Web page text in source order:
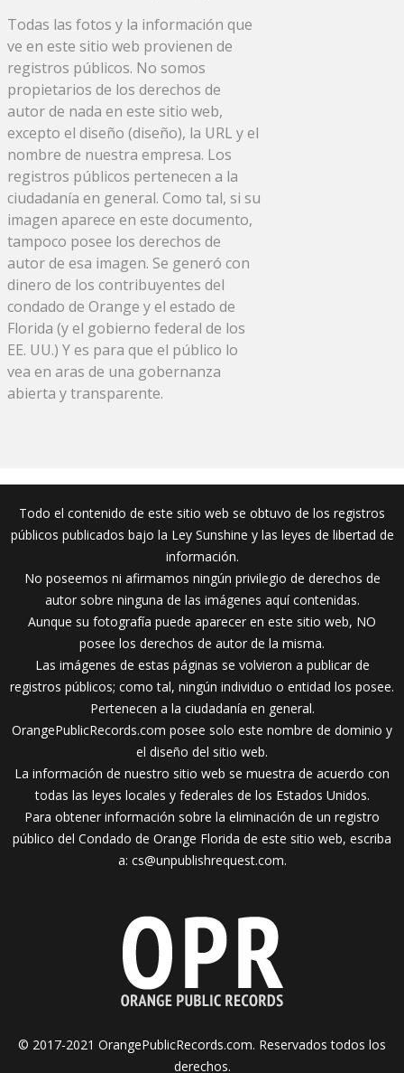
Todas las fotos y la información que
ve en este sitio web provienen de
registros públicos. No somos
propietarios de los derechos de
autor de nada en este sitio web,
excepto el diseño (diseño), la URL y el
nombre de nuestra empresa. Los
registros públicos pertenecen a la
ciudadanía en general. Como tal, si su
imagen aparece en este documento,
tampoco posee los derechos de
autor de esa imagen. Se generó con
dinero de los contribuyentes del
condado de Orange y el estado de
Florida (y el gobierno federal de los
EE. UU.) Y es para que el público lo
vea en aras de una gobernanza
abierta y transparente.
Todo el contenido de este sitio web se obtuvo de los registros
públicos publicados bajo la Ley Sunshine y las leyes de libertad de
información.
No poseemos ni afirmamos ningún privilegio de derechos de
autor sobre ninguna de las imágenes aquí contenidas.
Aunque su fotografía puede aparecer en este sitio web, NO
posee los derechos de autor de la misma.
Las imágenes de estas páginas se volvieron a publicar de
registros públicos; como tal, ningún individuo o entidad los posee.
Pertenecen a la ciudadanía en general.
OrangePublicRecords.com posee solo este nombre de dominio y
el diseño del sitio web.
La información de nuestro sitio web se muestra de acuerdo con
todas las leyes locales y federales de los Estados Unidos.
Para obtener información sobre la eliminación de un registro
público del Condado de Orange Florida de este sitio web, escriba
a: cs@unpublishrequest.com.
© 2017-2021 OrangePublicRecords.com. Reservados todos los
derechos.